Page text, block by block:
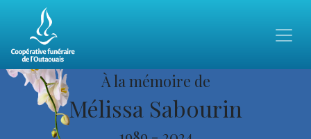
À la mémoire de
Mélissa Sabourin